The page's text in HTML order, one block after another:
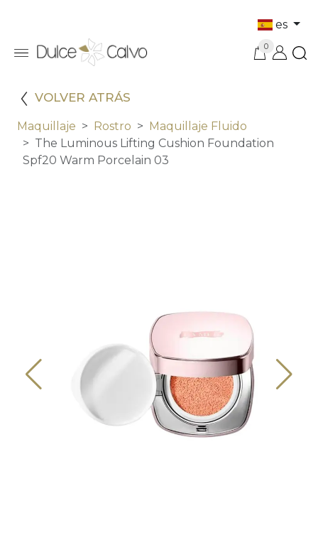
es
0
VOLVER ATRÁS
Maquillaje Rostro
Maquillaje Fluido
The Luminous Lifting Cushion Foundation
Spf20 Warm Porcelain 03